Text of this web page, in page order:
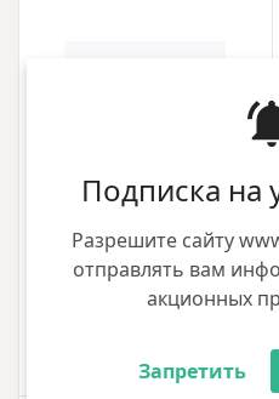
Подписка на
Разрешите сайту
отправлять вам
акционных
Запретить
Кришка К73 Чорна
0.64 грн
Купити